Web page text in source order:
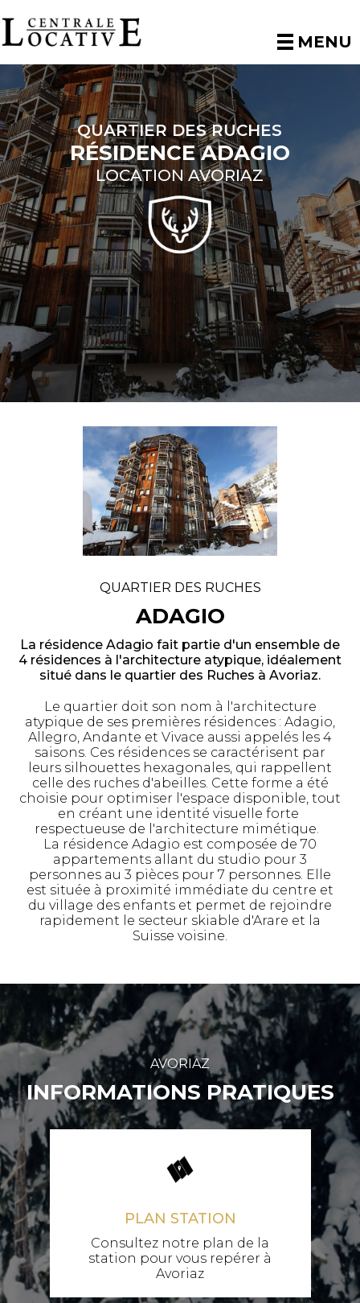
MENU
QUARTIER DES RUCHES
RÉSIDENCE ADAGIO
LOCATION AVORIAZ
QUARTIER DES RUCHES
ADAGIO
La résidence Adagio fait partie d'un ensemble de
4 résidences à l'architecture atypique, idéalement
situé dans le quartier des Ruches à Avoriaz.
Le quartier doit son nom à l'architecture
atypique de ses premières résidences : Adagio,
Allegro, Andante et Vivace aussi appelés les 4
saisons. Ces résidences se caractérisent par
leurs silhouettes hexagonales, qui rappellent
celle des ruches d'abeilles. Cette forme a été
choisie pour optimiser l'espace disponible, tout
en créant une identité visuelle forte
respectueuse de l'architecture mimétique.
La résidence Adagio est composée de 70
appartements allant du studio pour 3
personnes au 3 pièces pour 7 personnes. Elle
est située à proximité immédiate du centre et
du village des enfants et permet de rejoindre
rapidement le secteur skiable d'Arare et la
Suisse voisine.
AVORIAZ
INFORMATIONS PRATIQUES
PLAN STATION
Consultez notre plan de la
station pour vous repérer à
Avoriaz